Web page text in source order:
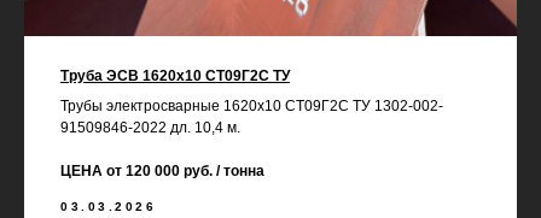
Труба ЭСВ 1620х10 СТ09Г2С ТУ
Трубы электросварные 1620х10 СТ09Г2С ТУ 1302-002-
91509846-2022 дл. 10,4 м.
ЦЕНА от 120 000 руб. / тонна
03.03.2026